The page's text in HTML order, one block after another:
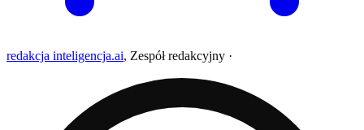
redakcja inteligencja.ai, Zespół redakcyjny ·